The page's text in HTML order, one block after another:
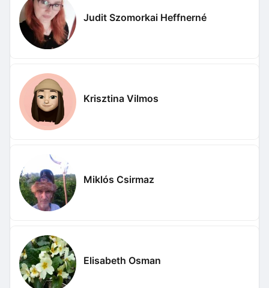
Judit Szomorkai Heffnerné
Krisztina Vilmos
Miklós Csirmaz
Elisabeth Osman